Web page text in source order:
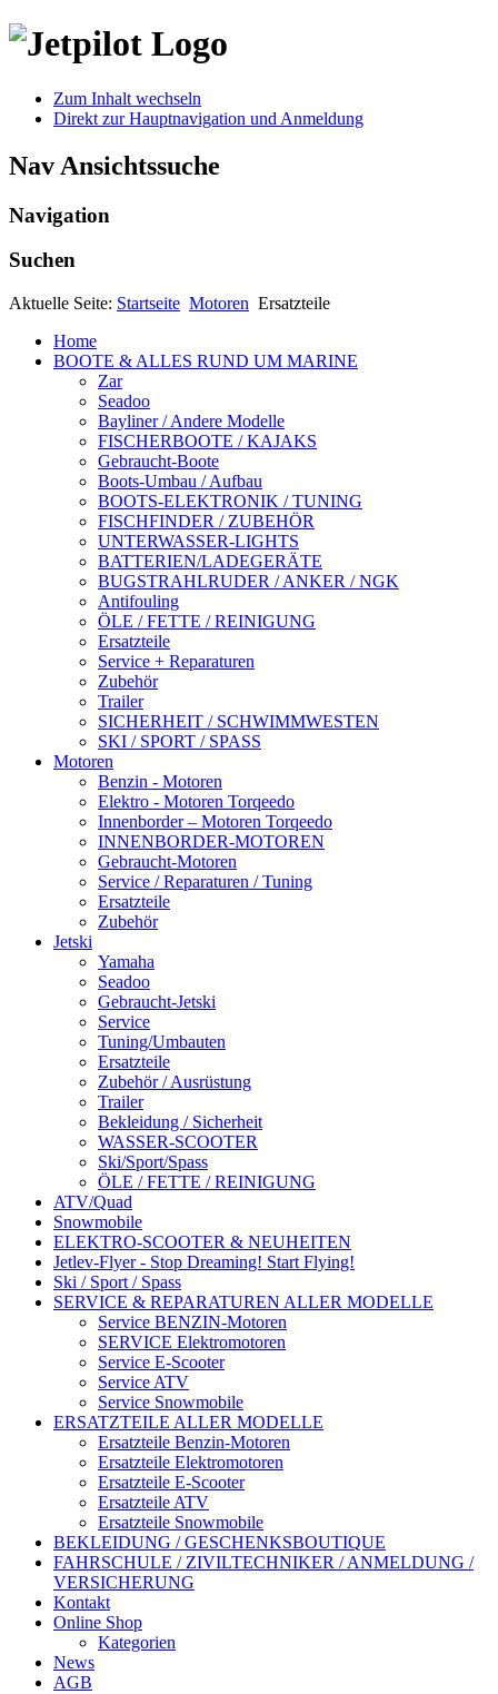
Zum Inhalt wechseln
Direkt zur Hauptnavigation und Anmeldung
Nav Ansichtssuche
Navigation
Suchen
Aktuelle Seite: Startseite Motoren Ersatzteile
Home
BOOTE & ALLES RUND UM MARINE
Zar
Seadoo
Bayliner / Andere Modelle
FISCHERBOOTE / KAJAKS
Gebraucht-Boote
Boots-Umbau / Aufbau
BOOTS-ELEKTRONIK / TUNING
FISCHFINDER / ZUBEHÖR
UNTERWASSER-LIGHTS
BATTERIEN/LADEGERÄTE
BUGSTRAHLRUDER / ANKER / NGK
Antifouling
ÖLE / FETTE / REINIGUNG
Ersatzteile
Service + Reparaturen
Zubehör
Trailer
SICHERHEIT / SCHWIMMWESTEN
SKI / SPORT / SPASS
Motoren
Benzin - Motoren
Elektro - Motoren Torqeedo
Innenborder – Motoren Torqeedo
INNENBORDER-MOTOREN
Gebraucht-Motoren
Service / Reparaturen / Tuning
Ersatzteile
Zubehör
Jetski
Yamaha
Seadoo
Gebraucht-Jetski
Service
Tuning/Umbauten
Ersatzteile
Zubehör / Ausrüstung
Trailer
Bekleidung / Sicherheit
WASSER-SCOOTER
Ski/Sport/Spass
ÖLE / FETTE / REINIGUNG
ATV/Quad
Snowmobile
ELEKTRO-SCOOTER & NEUHEITEN
Jetlev-Flyer - Stop Dreaming! Start Flying!
Ski / Sport / Spass
SERVICE & REPARATUREN ALLER MODELLE
Service BENZIN-Motoren
SERVICE Elektromotoren
Service E-Scooter
Service ATV
Service Snowmobile
ERSATZTEILE ALLER MODELLE
Ersatzteile Benzin-Motoren
Ersatzteile Elektromotoren
Ersatzteile E-Scooter
Ersatzteile ATV
Ersatzteile Snowmobile
BEKLEIDUNG / GESCHENKSBOUTIQUE
FAHRSCHULE / ZIVILTECHNIKER / ANMELDUNG /
VERSICHERUNG
Kontakt
Online Shop
Kategorien
News
AGB